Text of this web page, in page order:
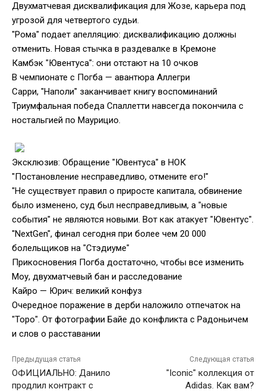
Двухматчевая дисквалификация для Жозе, карьера под
угрозой для четвертого судьи.
"Рома" подает апелляцию: дисквалификацию должны
отменить. Новая стычка в раздевалке в Кремоне
Камбэк "Ювентуса": они отстают на 10 очков
В чемпионате с Погба — авантюра Аллегри
Сарри, "Наполи" заканчивает книгу воспоминаний
Триумфальная победа Спаллетти навсегда покончила с
ностальгией по Маурицио.
Эксклюзив: Обращение "Ювентуса" в НОК
"Постановление несправедливо, отмените его!"
"Не существует правил о приросте капитала, обвинение
было изменено, суд был несправедливым, а "новые
события" не являются новыми. Вот как атакует "Ювентус".
"NextGen", финал сегодня при более чем 20 000
болельщиков на "Стэдиуме"
Прикосновения Погба достаточно, чтобы все изменить
Моу, двухматчевый бан и расследование
Кайро — Юрич: великий конфуз
Очередное поражение в дерби наложило отпечаток на
"Торо". От фотографии Байе до конфликта с Радоньичем
и слов о расставании
Предыдущая статья
ОФИЦИАЛЬНО: Данило
продлил контракт с
Следующая статья
"Iconic" коллекция от
Adidas. Как вам?